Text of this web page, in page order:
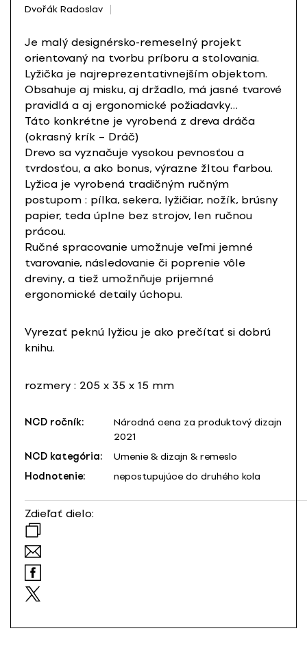
Dvořák Radoslav
Je malý designérsko-remeselný projekt
orientovaný na tvorbu príboru a stolovania.
Lyžička je najreprezentativnejším objektom.
Obsahuje aj misku, aj držadlo, má jasné tvarové
pravidlá a aj ergonomické požiadavky…
Táto konkrétne je vyrobená z dreva dráča
(okrasný krík – Dráč)
Drevo sa vyznačuje vysokou pevnosťou a
tvrdosťou, a ako bonus, výrazne žltou farbou.
Lyžica je vyrobená tradičným ručným
postupom : pílka, sekera, lyžičiar, nožík, brúsny
papier, teda úplne bez strojov, len ručnou
prácou.
Ručné spracovanie umožnuje veľmi jemné
tvarovanie, následovanie či poprenie vôle
dreviny, a tiež umožnňuje prijemné
ergonomické detaily úchopu.
Vyrezať peknú lyžicu je ako prečítať si dobrú
knihu.
rozmery : 205 x 35 x 15 mm
NCD ročník:
Národná cena za produktový dizajn
2021
NCD kategória:
Umenie & dizajn & remeslo
Hodnotenie:
nepostupujúce do druhého kola
Zdieľať dielo: